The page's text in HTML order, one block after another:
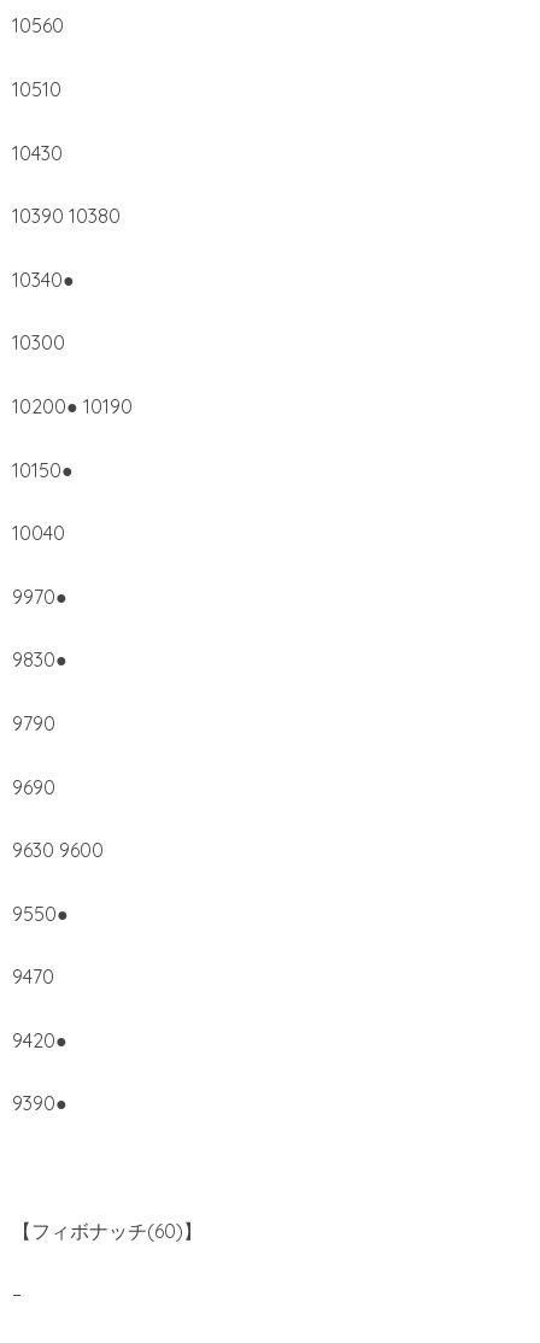
10560
10510
10430
10390 10380
10340●
10300
10200● 10190
10150●
10040
9970●
9830●
9790
9690
9630 9600
9550●
9470
9420●
9390●
【フィボナッチ(60)】
–